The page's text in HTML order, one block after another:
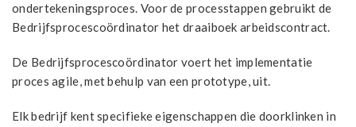
ondertekeningsproces. Voor de processtappen gebruikt de
Bedrijfsprocescoördinator het draaiboek arbeidscontract.
De Bedrijfsprocescoördinator voert het implementatie
proces agile, met behulp van een prototype, uit.
Elk bedrijf kent specifieke eigenschappen die doorklinken in